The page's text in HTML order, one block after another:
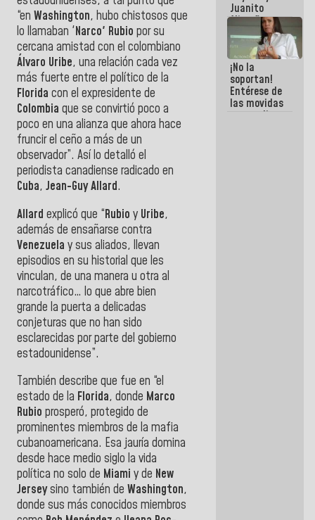
“en Washington, hubo chistosos que
lo llamaban 'Narco' Rubio por su
cercana amistad con el colombiano
Álvaro Uribe, una relación cada vez
más fuerte entre el político de la
Florida con el expresidente de
Colombia que se convirtió poco a
poco en una alianza que ahora hace
fruncir el ceño a más de un
observador”. Así lo detalló el
periodista canadiense radicado en
Cuba, Jean-Guy Allard.
Allard explicó que “Rubio y Uribe,
además de ensañarse contra
Venezuela y sus aliados, llevan
episodios en su historial que les
vinculan, de una manera u otra al
narcotráfico… lo que abre bien
grande la puerta a delicadas
conjeturas que no han sido
esclarecidas por parte del gobierno
estadounidense”.
También describe que fue en “el
estado de la Florida, donde Marco
Rubio prosperó, protegido de
prominentes miembros de la mafia
cubanoamericana. Esa jauría domina
desde hace medio siglo la vida
política no solo de Miami y de New
Jerseysino también de Washington,
donde sus más conocidos miembros
Juanito
Alimaña son
harina del
mismo
costal
¡No la
soportan!
Entérese de
las movidas
que realizan